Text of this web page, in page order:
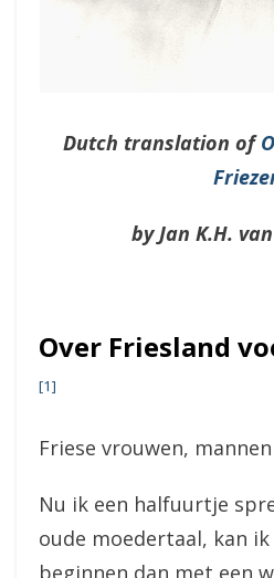
Dutch translation of
by Jan K.H.
Over Friesland
[1]
Friese vrouwen,
Nu ik een halfuurtje
oude moedertaal, kan
beginnen dan met een